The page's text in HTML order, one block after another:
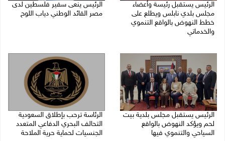
الرئيس يستقبل رئيسة وأعضاء
مجلس بلدي نابلس ويطلع على
خطط النهوض بالواقع التنموي
والخدماتي
الرئيس ينعى سفير فلسطين لدى
مصر القائد الوطني دياب اللوح
الرئيس يستقبل مجلس بلدية بيت
لحم ويؤكد النهوض بالواقع
السياحي والتنموي فيها
الرئاسة ترحب بإطلاق السعودية
التحالف البحري الدفاعي المتعدد
الجنسيات لحماية حرية الملاحة